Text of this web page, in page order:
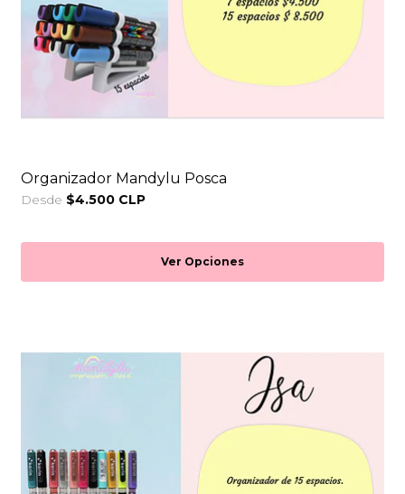
Organizador Mandylu Posca
Desde $4.500 CLP
Ver Opciones